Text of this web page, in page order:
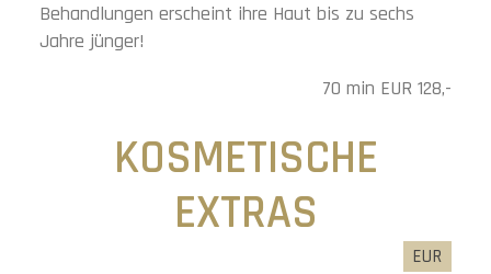
Behandlungen erscheint ihre Haut bis zu sechs
Jahre jünger!
70 min EUR 128,-
KOSMETISCHE
EXTRAS
EUR